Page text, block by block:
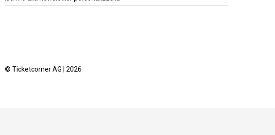
© Ticketcorner AG | 2026